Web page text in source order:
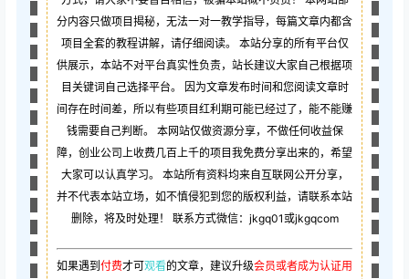
分内容只做项目揭秘，无法一对一教学指导，每篇文章内都含
项目全套的教程讲解，请仔细阅读。 本站分享的所有平台仅
供展示，本站不对平台真实性负责，站长建议大家自己根据项
目关键词自己选择平台。 因为文章发布时间和您阅读文章时
间存在时间差，所以有些项目红利期可能已经过了，能不能赚
钱需要自己判断。 本网站仅做资源分享，不做任何收益保
障，创业公司上收费几百上千的项目我免费分享出来的，希望
大家可以认真学习。 本站所有资料均来自互联网公开分享，
并不代表本站立场，如不慎侵犯到您的版权利益，请联系本站
删除，将及时处理！ 联系方式微信：jkgq01或jkgqcom
如果遇到 付费才可观看的文章，建议升级会员或者成为认证用